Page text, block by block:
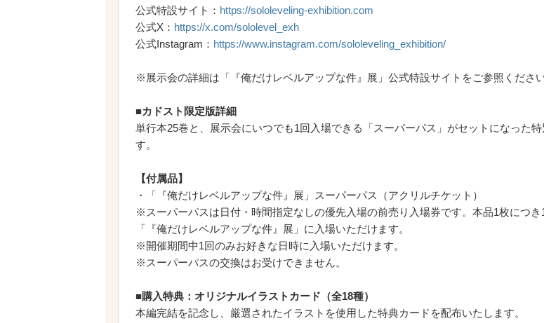
公式特設サイト： https://sololeveling-exhibition.com
公式X： https://x.com/sololevel_exh
公式Instagram： https://www.instagram.com/sololeveling_exhibition/
※展示会の詳細は「『俺だけレベルアップな件』展」公式特設サイトをご参照ください
■カドスト限定版詳細
単行本25巻と、展示会にいつでも1回入場できる「スーパーパス」がセットになった
す。
【付属品】
・「『俺だけレベルアップな件』展」スーパーパス（アクリルチケット）
※スーパーパスは日付・時間指定なしの優先入場の前売り入場券です。本品1枚につき
「『俺だけレベルアップな件』展」に入場いただけます。
※開催期間中1回のみお好きな日時に入場いただけます。
※スーパーパスの交換はお受けできません。
■購入特典：オリジナルイラストカード（全18種）
本編完結を記念し、厳選されたイラストを使用した特典カードを配布いたします。